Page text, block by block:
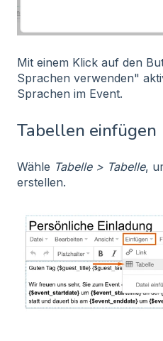
Mit einem Klick auf den
Sprachen verwenden"
Sprachen im Event.
Tabellen einfügen
Wähle Tabelle > Tabelle,
erstellen.